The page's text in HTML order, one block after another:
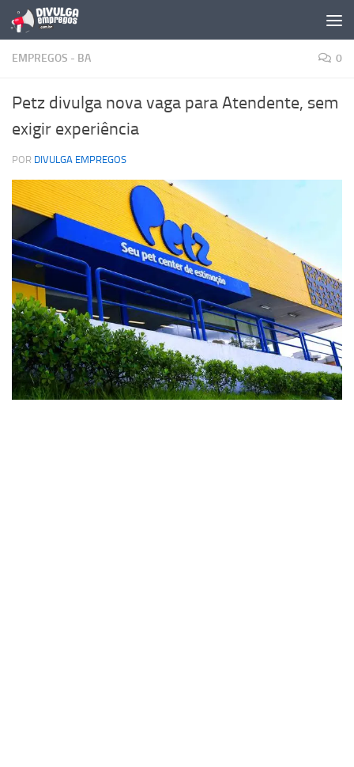
Skip to content
EMPREGOS - BA 0
Petz divulga nova vaga para Atendente, sem
exigir experiência
POR DIVULGA EMPREGOS